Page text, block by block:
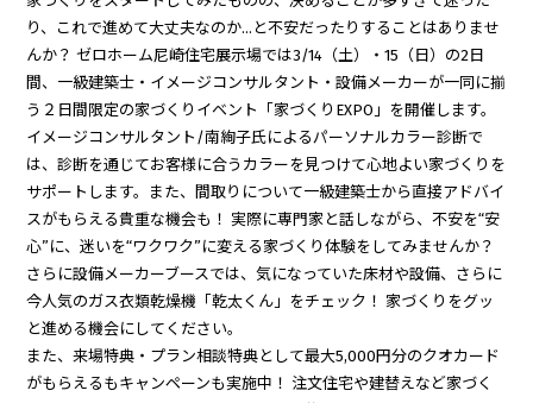
り、これで進めて大丈夫なのか…と不安だったりすることはありませ
んか？ ゼロホーム尼崎住宅展示場では3/14（土）・15（日）の2日
間、一級建築士・イメージコンサルタント・設備メーカーが一同に揃
う２日間限定の家づくりイベント「家づくりEXPO」を開催します。
イメージコンサルタント/南絢子氏によるパーソナルカラー診断で
は、診断を通じてお客様に合うカラーを見つけて心地よい家づくりを
サポートします。また、間取りについて一級建築士から直接アドバイ
スがもらえる貴重な機会も！ 実際に専門家と話しながら、不安を“安
心”に、迷いを“ワクワク”に変える家づくり体験をしてみませんか？
さらに設備メーカーブースでは、気になっていた床材や設備、さらに
今人気のガス衣類乾燥機「乾太くん」をチェック！ 家づくりをグッ
と進める機会にしてください。
また、来場特典・プラン相談特典として最大5,000円分のクオカード
がもらえるもキャンペーンも実施中！ 注文住宅や建替えなど家づく